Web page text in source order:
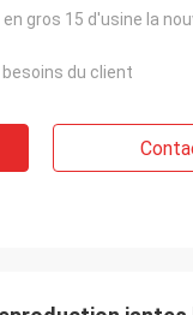
du client